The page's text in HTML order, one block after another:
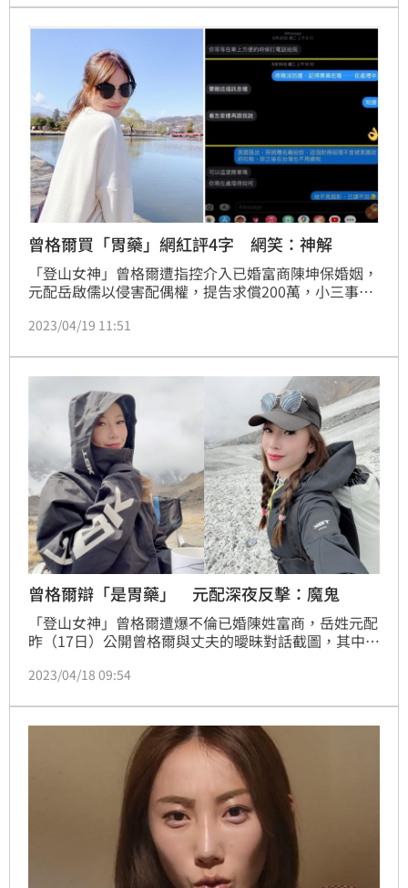
常看著天空掉眼淚，「檢視全部過程，原來我被詐欺仙
人跳了？」
曾格爾買「胃藥」網紅評4字 網笑：神解
「登山女神」曾格爾遭指控介入已婚富商陳坤保婚姻，
元配岳啟儒以侵害配偶權，提告求償200萬，小三事件
中陳坤保提及的「沒做防護，要記得吃藥」，曾格爾事
在臉書寫下4字註解，笑翻網友。
2023/04/19 11:51
曾格爾辯「是胃藥」 元配深夜反擊：魔鬼
「登山女神」曾​格爾遭爆不倫已婚陳姓富商，岳姓元配
昨（17日）公開曾格爾與丈夫的曖昧對話截圖，其中最
喔......在處理中」，曾格爾提醒「要刪這個訊息喔」。
陳男在開庭時的證詞。對此，岳姓元配今（18日）凌晨
再度發聲，指曾格爾「邪惡如魔鬼」。
2023/04/18 09:54